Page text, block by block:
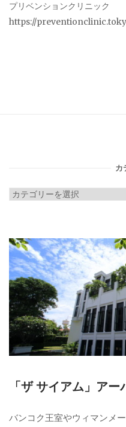
プリベンションクリニック
https://
カ
カ
リ
ー
「ザ サイアム」ア
バンコク王室やウィマンメ